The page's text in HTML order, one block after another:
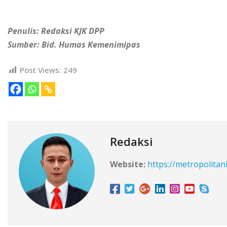
Penulis: Redaksi KJK DPP
Sumber: Bid. Humas Kemenimipas
Post Views: 249
Redaksi
Website: https://